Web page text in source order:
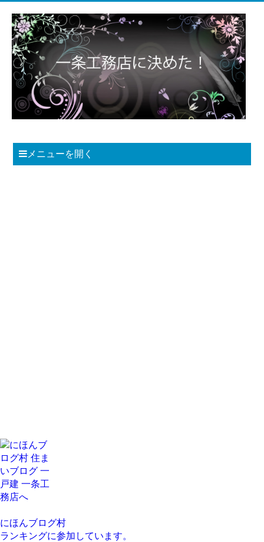
メニューを開く
にほんブログ村
ランキングに参加しています。